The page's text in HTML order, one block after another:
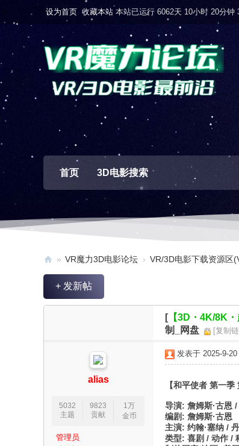
设为首页 收藏本站 本站已运行 6062天 10小时 20分钟
首页 3D电影搜索
V
» VR魔力3D电影论坛 › VR/3D电影下载资源区
+ 发新帖
[【3D・4K/8K・
制_网盘
[复制
alias
5032
主题
9823
贡献
1万
金币
管理员
发表于 2025-9-
【和平使者 第一季
导演: 詹姆斯·古恩
编剧: 詹姆斯·古恩
主演: 约翰·塞纳 /
类型: 喜剧 / 动作 /